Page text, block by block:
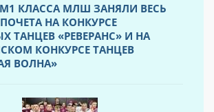
КЛАССА МЛШ ЗАНЯЛИ ВЕСЬ
НА КОНКУРСЕ
ТАНЦЕВ «РЕВЕРАНС» И НА
КОНКУРСЕ ТАНЦЕВ
ВОЛНА»